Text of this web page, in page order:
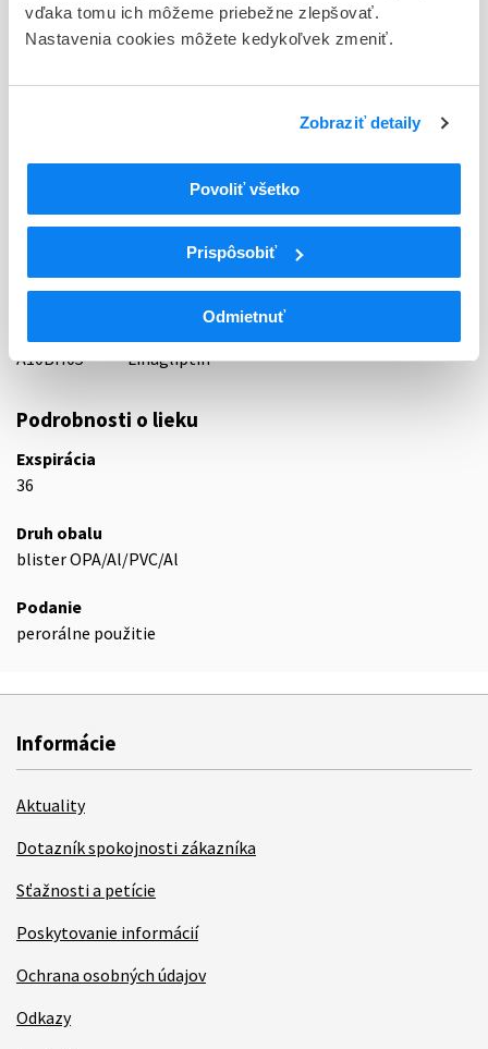
vďaka tomu ich môžeme priebežne zlepšovať.
Nastavenia cookies môžete kedykoľvek zmeniť.
Zobraziť detaily
Povoliť všetko
Prispôsobiť
Odmietnuť
Decentralizovaná
Bausch Health Ireland Limited , Írsko
18 - ANTIDIABETICA (VRÁTANE INZULÍNU)
ATC
TRÁVIACI TRAKT A METABOLIZMUS
ANTIDIABETIKÁ
A10B
Liečivá znižujúce hladinu glukózy v krvi s
výnimkou inzulínov
A10BH05
Linagliptín
Podrobnosti o lieku
Exspirácia
36
Druh obalu
blister OPA/Al/PVC/Al
Podanie
perorálne použitie
Informácie
Aktuality
Dotazník spokojnosti zákazníka
Sťažnosti a petície
Poskytovanie informácií
Ochrana osobných údajov
Odkazy